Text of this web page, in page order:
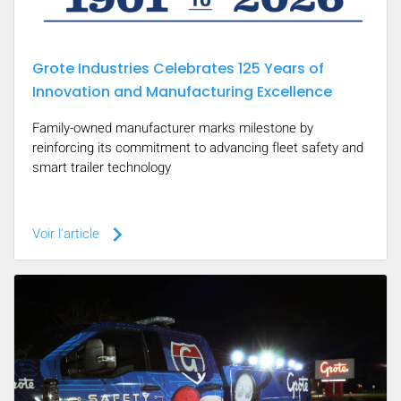
Grote Industries Celebrates 125 Years of
Innovation and Manufacturing Excellence
Family-owned manufacturer marks milestone by
reinforcing its commitment to advancing fleet safety and
smart trailer technology
Voir l'article keyboard_arrow_right